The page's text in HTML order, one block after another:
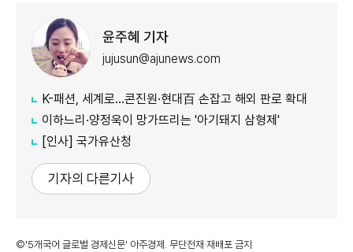
윤주혜 기자
jujusun@ajunews.com
K-패션, 세계로…콘진원·현대百 손잡고 해외 판로 확대
이하느리·양정욱이 망가뜨리는 '아기돼지 삼형제'
[인사] 국가유산청
기자의 다른기사
©'5개국어 글로벌 경제신문' 아주경제. 무단전재·재배포 금지